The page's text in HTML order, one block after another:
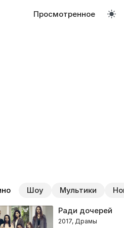
Просмотренное
Шоу Мультики
Ради дочерей
2017, Драмы